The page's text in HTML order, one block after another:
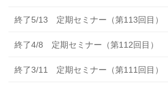
終了5/13 定期セミナー（第113回目）
終了4/8 定期セミナー（第112回目）
終了3/11 定期セミナー（第111回目）